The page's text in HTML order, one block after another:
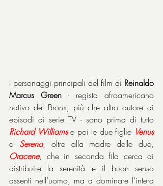
I personaggi principali del film di Reinaldo
Marcus Green - regista afroamericano
nativo del Bronx, più che altro autore di
Richard Williams e poi le due figlie Venus
e Serena
Oracene, che in seconda fila cerca di
distribuire la serenità e il buon senso
assenti nell’uomo, ma a dominare l’intera